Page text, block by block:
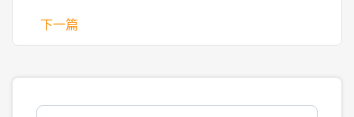
下一篇